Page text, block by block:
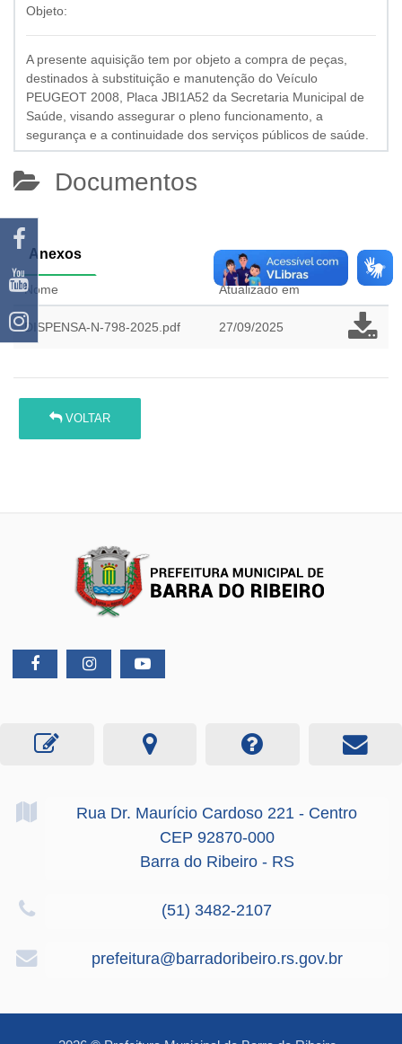
Objeto:
A presente aquisição tem por objeto a compra de peças,
destinados à substituição e manutenção do Veículo
PEUGEOT 2008, Placa JBI1A52 da Secretaria Municipal de
Saúde, visando assegurar o pleno funcionamento, a
segurança e a continuidade dos serviços públicos de saúde.
Documentos
Anexos
Nome Atualizado em
DISPENSA-N-798-2025.pdf 27/09/2025
VOLTAR
Rua Dr. Maurício Cardoso 221 - Centro
CEP 92870-000
Barra do Ribeiro - RS
(51) 3482-2107
prefeitura@barradoribeiro.rs.gov.br